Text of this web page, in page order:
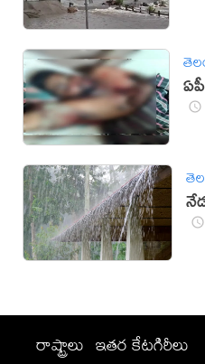
రాష్ట్రాలు ఇతర కేటగిరీలు